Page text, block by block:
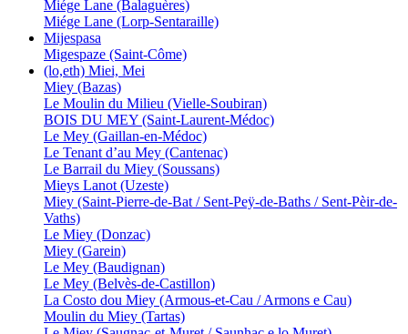
Miége Lane (Balaguères)
Miége Lane (Lorp-Sentaraille)
Mijespasa
Migespaze (Saint-Côme)
(lo,eth) Miei, Mei
Miey (Bazas)
Le Moulin du Milieu (Vielle-Soubiran)
BOIS DU MEY (Saint-Laurent-Médoc)
Le Mey (Gaillan-en-Médoc)
Le Tenant d’au Mey (Cantenac)
Le Barrail du Miey (Soussans)
Mieys Lanot (Uzeste)
Miey (Saint-Pierre-de-Bat / Sent-Peÿ-de-Baths / Sent-Pèir-de-
Vaths)
Le Miey (Donzac)
Miey (Garein)
Le Mey (Baudignan)
Le Mey (Belvès-de-Castillon)
La Costo dou Miey (Armous-et-Cau / Armons e Cau)
Moulin du Miey (Tartas)